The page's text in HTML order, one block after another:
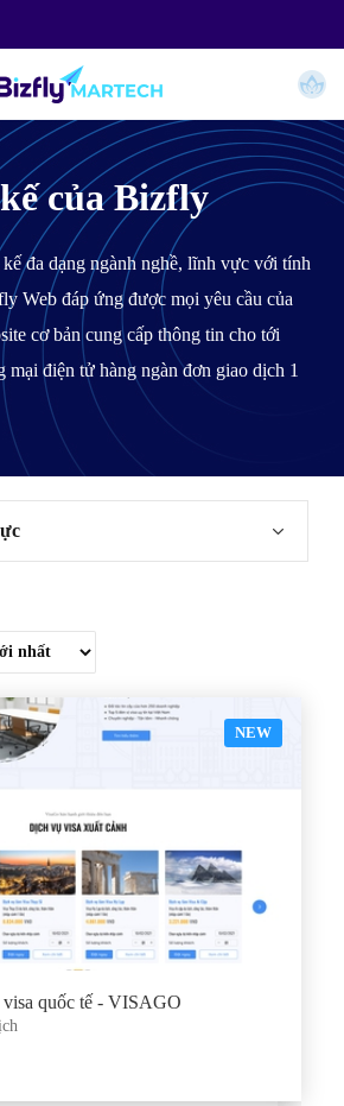
của Bizfly
đa dạng ngành nghề, lĩnh vực với tính
Web đáp ứng được mọi yêu cầu của
cơ bản cung cấp thông tin cho tới
điện tử hàng ngàn đơn giao dịch 1
visa quốc tế - VISAGO
NEW